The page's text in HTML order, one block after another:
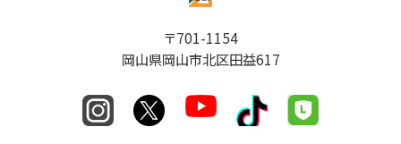
〒701-1154
岡山県岡山市北区田益617